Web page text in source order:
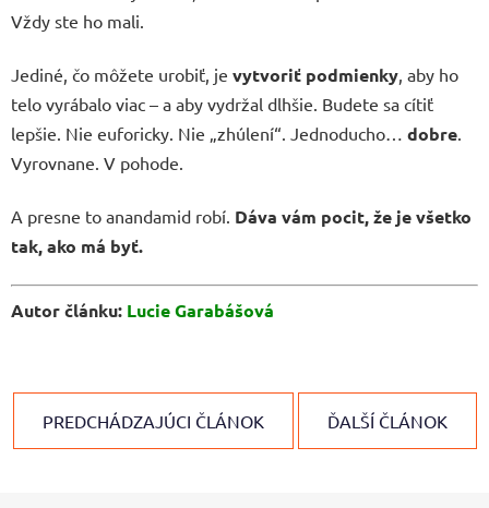
Vždy ste ho mali.
Jediné, čo môžete urobiť, je vytvoriť podmienky , aby ho
telo vyrábalo viac – a aby vydržal dlhšie. Budete sa cítiť
lepšie. Nie euforicky. Nie „zhúlení“. Jednoducho… dobre
Vyrovnane. V pohode.
A presne to anandamid robí. Dáva vám pocit, že je všetko
tak, ako má byť.
Autor článku: Lucie Garabášová
PREDCHÁDZAJÚCI ČLÁNOK ĎALŠÍ ČLÁNOK